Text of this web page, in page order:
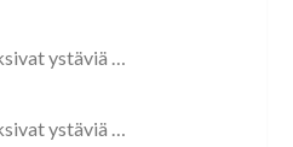
ystäviä …
ystäviä …